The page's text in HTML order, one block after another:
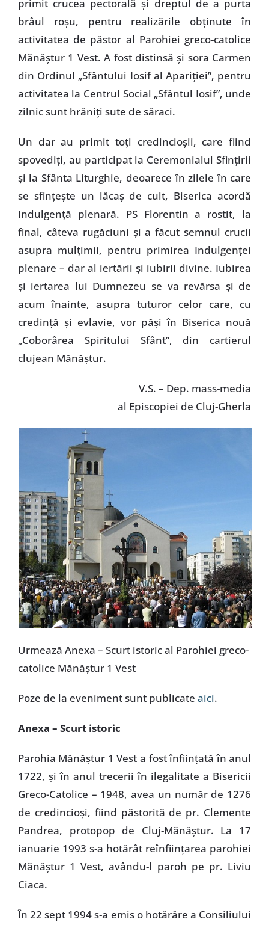
primit crucea pectorală şi dreptul de a purta
brâul roşu, pentru realizările obţinute în
activitatea de păstor al Parohiei greco-catolice
Mănăştur 1 Vest. A fost distinsă şi sora Carmen
din Ordinul „Sfântului Iosif al Apariţiei”, pentru
activitatea la Centrul Social „Sfântul Iosif”, unde
zilnic sunt hrăniţi sute de săraci.
Un dar au primit toţi credincioşii, care fiind
spovediţi, au participat la Ceremonialul Sfinţirii
şi la Sfânta Liturghie, deoarece în zilele în care
se sfinţeşte un lăcaş de cult, Biserica acordă
Indulgenţă plenară. PS Florentin a rostit, la
final, câteva rugăciuni şi a făcut semnul crucii
asupra mulţimii, pentru primirea Indulgenţei
plenare – dar al iertării şi iubirii divine. Iubirea
şi iertarea lui Dumnezeu se va revărsa şi de
acum înainte, asupra tuturor celor care, cu
credinţă şi evlavie, vor păşi în Biserica nouă
„Coborârea Spiritului Sfânt”, din cartierul
clujean Mănăştur.
V.S. – Dep. mass-media
al Episcopiei de Cluj-Gherla
Urmează Anexa – Scurt istoric al Parohiei greco-
catolice Mănăştur 1 Vest
Poze de la eveniment sunt publicate aici.
Anexa – Scurt istoric
Parohia Mănăştur 1 Vest a fost înfiinţată în anul
1722, şi în anul trecerii în ilegalitate a Bisericii
Greco-Catolice – 1948, avea un număr de 1276
de credincioşi, fiind păstorită de pr. Clemente
Pandrea, protopop de Cluj-Mănăştur. La 17
ianuarie 1993 s-a hotărât reînfiinţarea parohiei
Mănăştur 1 Vest, avându-l paroh pe pr. Liviu
Ciaca.
În 22 sept 1994 s-a emis o hotărâre a Consiliului